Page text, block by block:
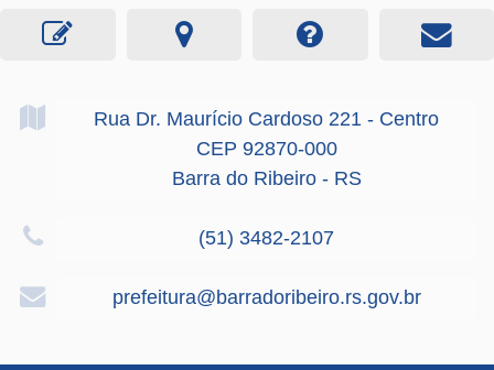
Rua Dr. Maurício Cardoso 221 - Centro
CEP 92870-000
Barra do Ribeiro - RS
(51) 3482-2107
prefeitura@barradoribeiro.rs.gov.br